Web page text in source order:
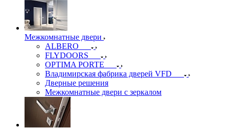
Межкомнатные двери
ALBERO
FLYDOORS
OPTIMA PORTE
Владимирская фабрика дверей VFD
Дверные решения
Межкомнатные двери c зеркалом